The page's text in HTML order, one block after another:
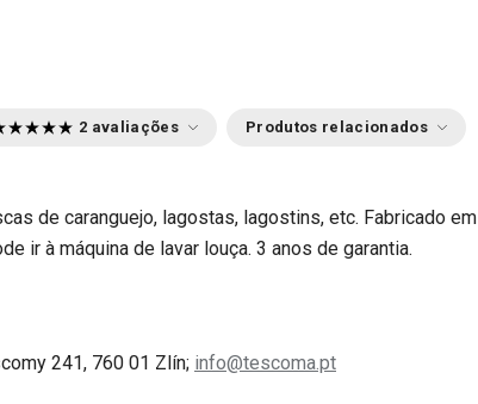
2 avaliações Produtos relacionados
de caranguejo, lagostas, lagostins, etc. Fabricado em
ir à máquina de lavar louça. 3 anos de garantia.
241, 760 01 Zlín; info@tescoma.pt